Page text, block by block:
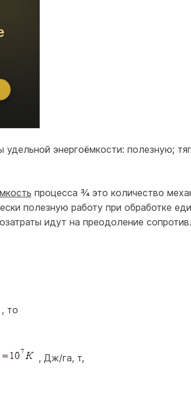
энергоёмкости: полезную;
процесса ¾ это количество
полезную работу при обработке
идут на преодоление
, то
, Дж/га, т,